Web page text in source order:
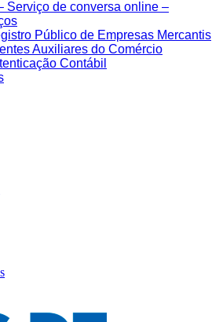
Serviço de conversa online –
Público de Empresas Mercantis
Auxiliares do Comércio
Contábil